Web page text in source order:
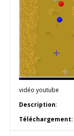
vidéo youtube
Description:
Téléchargement: